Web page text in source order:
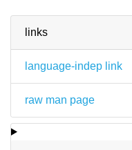
links
language-indep link
raw man page